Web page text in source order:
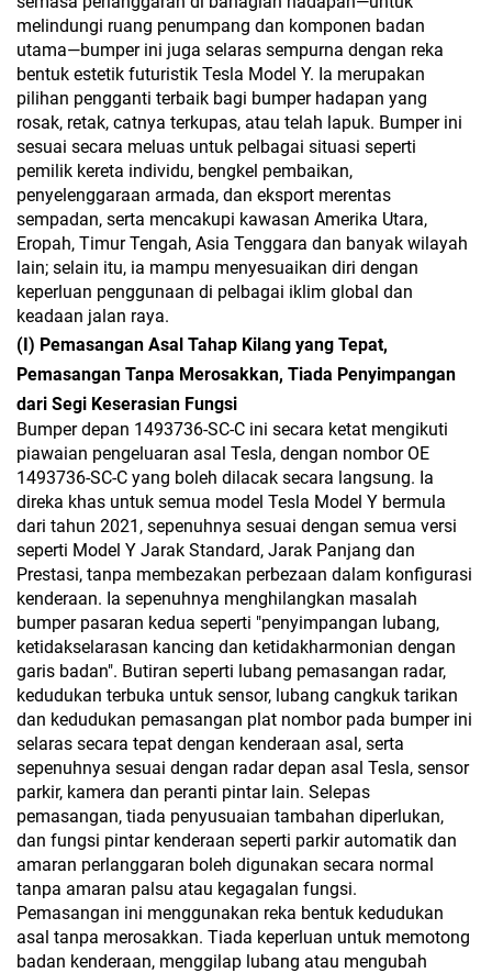
melindungi ruang penumpang dan komponen badan
utama—bumper ini juga selaras sempurna dengan reka
bentuk estetik futuristik Tesla Model Y. Ia merupakan
pilihan pengganti terbaik bagi bumper hadapan yang
rosak, retak, catnya terkupas, atau telah lapuk. Bumper ini
sesuai secara meluas untuk pelbagai situasi seperti
pemilik kereta individu, bengkel pembaikan,
penyelenggaraan armada, dan eksport merentas
sempadan, serta mencakupi kawasan Amerika Utara,
Eropah, Timur Tengah, Asia Tenggara dan banyak wilayah
lain; selain itu, ia mampu menyesuaikan diri dengan
keperluan penggunaan di pelbagai iklim global dan
keadaan jalan raya.
(I) Pemasangan Asal Tahap Kilang yang Tepat,
Pemasangan Tanpa Merosakkan, Tiada Penyimpangan
dari Segi Keserasian Fungsi
Bumper depan 1493736-SC-C ini secara ketat mengikuti
piawaian pengeluaran asal Tesla, dengan nombor OE
1493736-SC-C yang boleh dilacak secara langsung. Ia
direka khas untuk semua model Tesla Model Y bermula
dari tahun 2021, sepenuhnya sesuai dengan semua versi
seperti Model Y Jarak Standard, Jarak Panjang dan
Prestasi, tanpa membezakan perbezaan dalam konfigurasi
kenderaan. Ia sepenuhnya menghilangkan masalah
bumper pasaran kedua seperti "penyimpangan lubang,
ketidakselarasan kancing dan ketidakharmonian dengan
garis badan". Butiran seperti lubang pemasangan radar,
kedudukan terbuka untuk sensor, lubang cangkuk tarikan
dan kedudukan pemasangan plat nombor pada bumper ini
selaras secara tepat dengan kenderaan asal, serta
sepenuhnya sesuai dengan radar depan asal Tesla, sensor
parkir, kamera dan peranti pintar lain. Selepas
pemasangan, tiada penyusuaian tambahan diperlukan,
dan fungsi pintar kenderaan seperti parkir automatik dan
amaran perlanggaran boleh digunakan secara normal
tanpa amaran palsu atau kegagalan fungsi.
Pemasangan ini menggunakan reka bentuk kedudukan
asal tanpa merosakkan. Tiada keperluan untuk memotong
badan kenderaan, menggilap lubang atau mengubah